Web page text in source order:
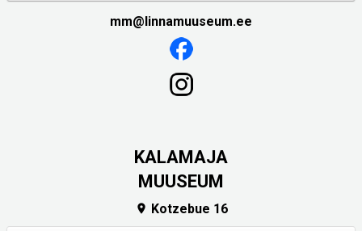
mm@linnamuuseum.ee
KALAMAJA
MUUSEUM
 Kotzebue 16